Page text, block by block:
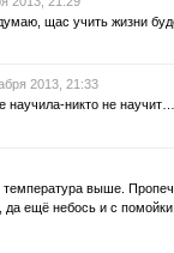
щас учить жизни
2013, 21:33
никто не
выше.
ещё небось и с